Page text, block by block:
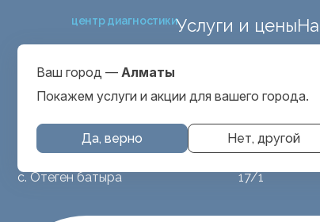
центр диагностикиУслуги и цены
Выбрать город
Алматы
МРТ животным
с. Отеген батыра
ул.
проспект
17/1
Ваш город — Алматы
Покажем услуги и акции для вашего города.
Да, верно Нет, другой